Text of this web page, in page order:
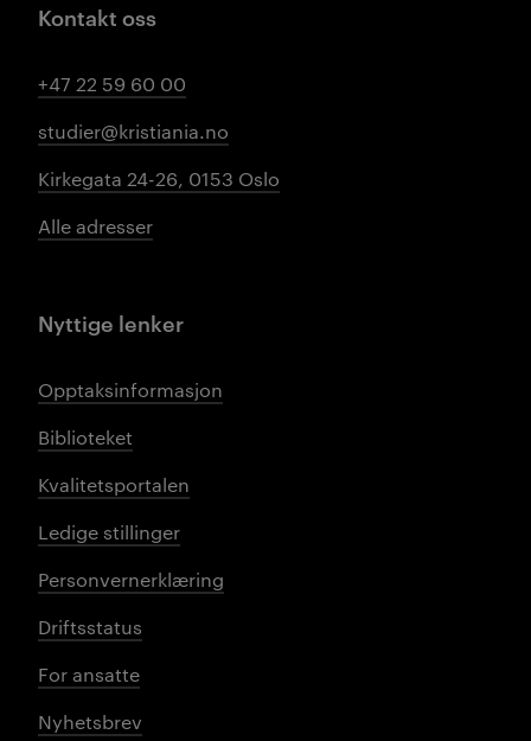
Kontakt oss
+47 22 59 60 00
studier@kristiania.no
Kirkegata 24-26, 0153 Oslo
Alle adresser
Nyttige lenker
Opptaksinformasjon
Biblioteket
Kvalitetsportalen
Ledige stillinger
Personvernerklæring
Driftsstatus
For ansatte
Nyhetsbrev